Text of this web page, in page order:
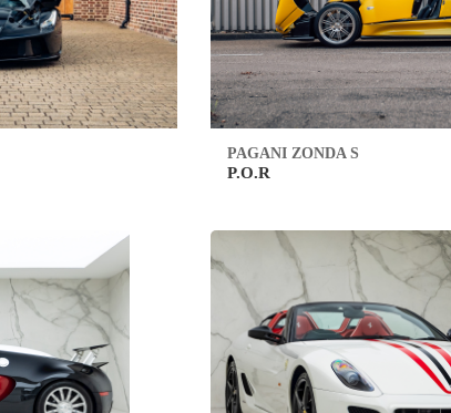
PAGANI ZONDA S
P.O.R